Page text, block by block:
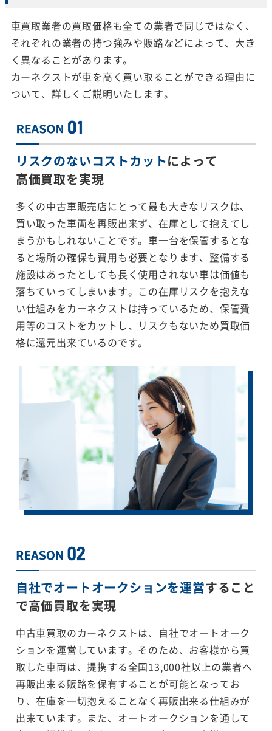
車買取業者の買取価格も全ての業者で同じではなく、
それぞれの業者の持つ強みや販路などによって、大き
く異なることがあります。
カーネクストが車を高く買い取ることができる理由に
ついて、詳しくご説明いたします。
リスクのないコストカットによって
高価買取を実現
多くの中古車販売店にとって最も大きなリスクは、
買い取った車両を再販出来ず、在庫として抱えてし
まうかもしれないことです。車一台を保管するとな
ると場所の確保も費用も必要となります、整備する
施設はあったとしても長く使用されない車は価値も
落ちていってしまいます。この在庫リスクを抱えな
い仕組みをカーネクストは持っているため、保管費
用等のコストをカットし、リスクもないため買取価
格に還元出来ているのです。
自社でオートオークションを運営すること
で高価買取を実現
中古車買取のカーネクストは、自社でオートオーク
ションを運営しています。そのため、お客様から買
取した車両は、提携する全国13,000社以上の業者へ
再販出来る販路を保有することが可能となってお
り、在庫を一切抱えることなく再販出来る仕組みが
出来ています。また、オートオークションを通して